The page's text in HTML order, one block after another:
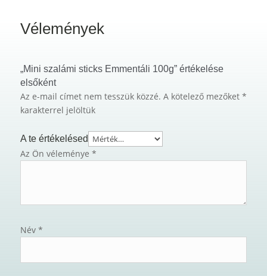
Vélemények
„Mini szalámi sticks Emmentáli 100g” értékelése
elsőként
Az e-mail címet nem tesszük közzé. A kötelező mezőket *
karakterrel jelöltük
A te értékelésed
Az Ön véleménye *
Név *